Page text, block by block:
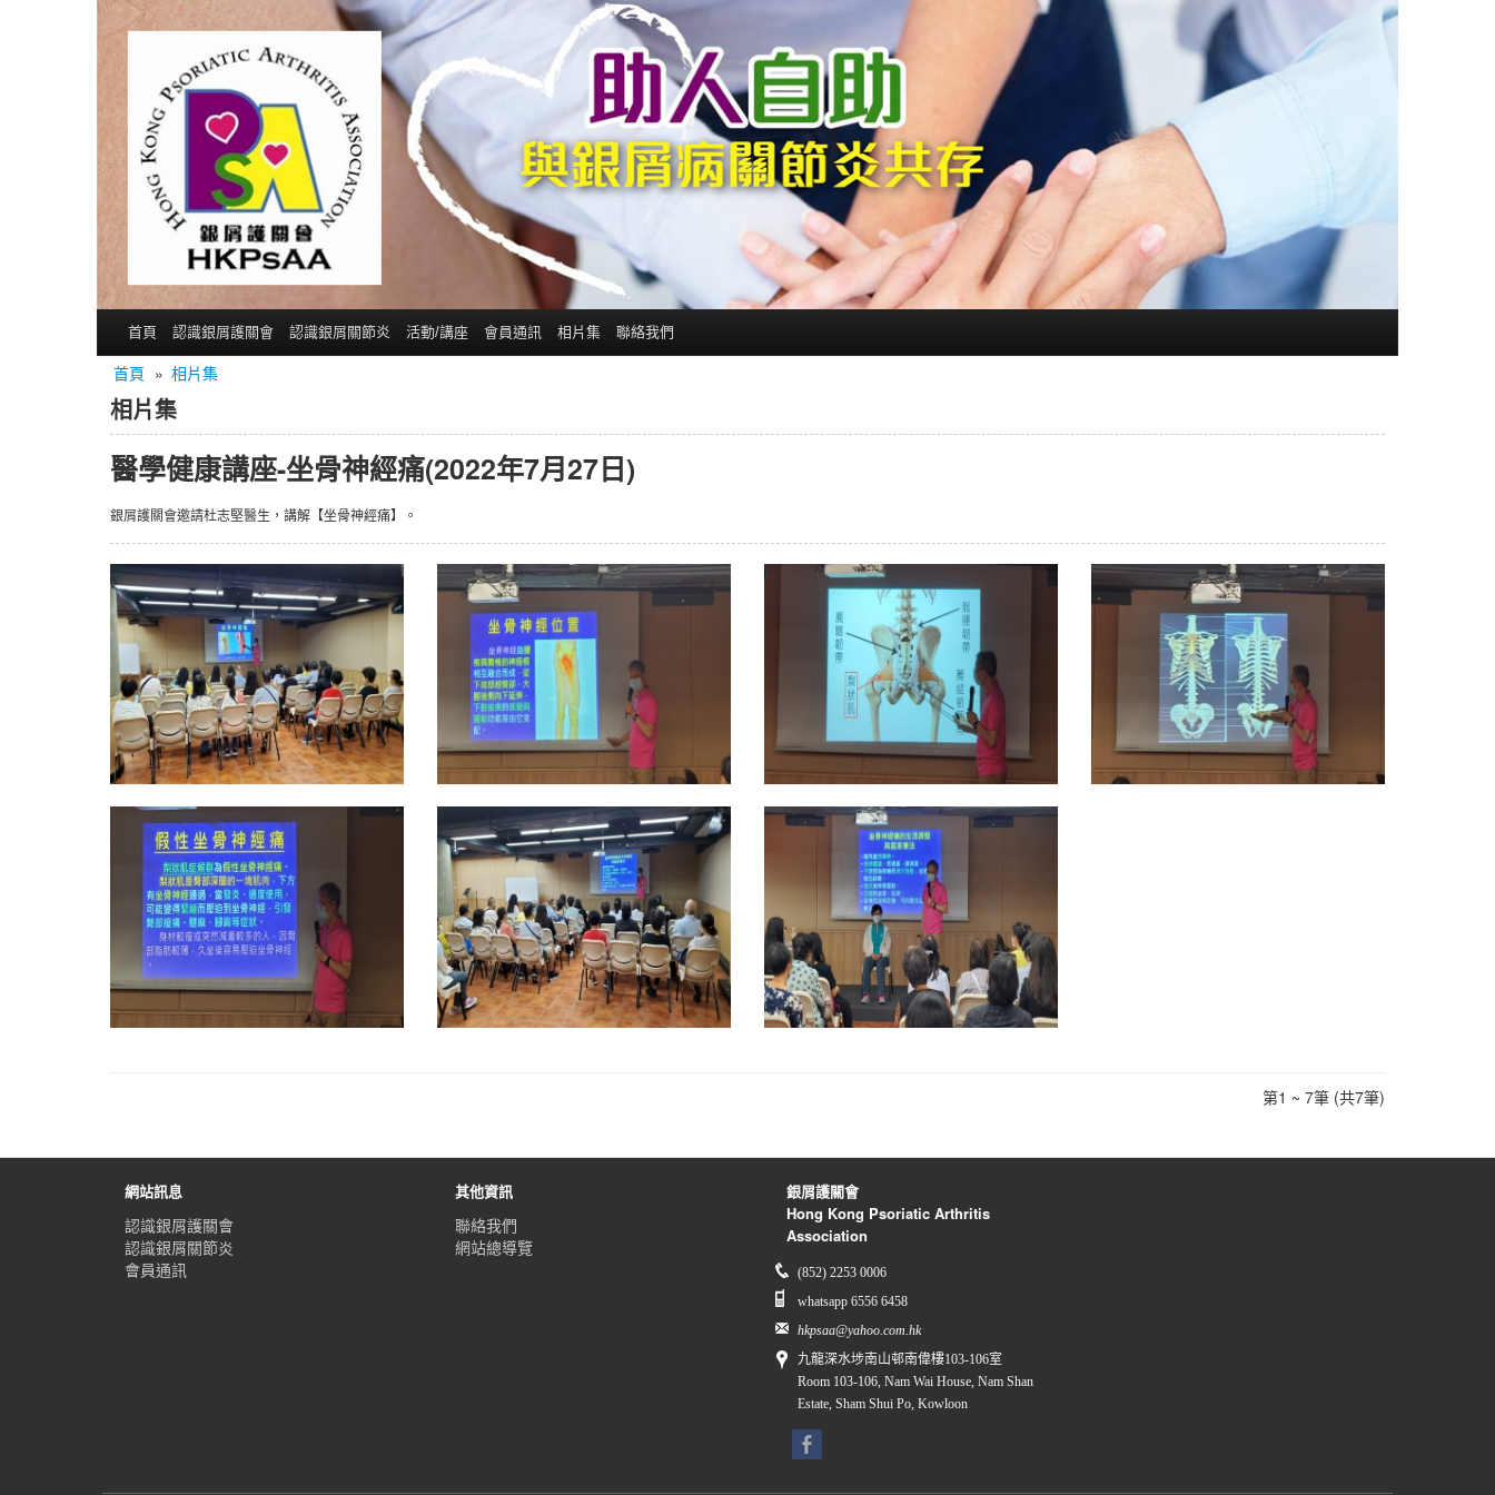
首頁 認識銀屑護關會 認識銀屑關節炎 活動/講座 會員通訊 相片集 聯絡我們
首頁 » 相片集
相片集
醫學健康講座-坐骨神經痛(2022年7月27日)
銀屑護關會邀請杜志堅醫生，講解【坐骨神經痛】。
第1 ~ 7筆 (共7筆)
網站訊息
認識銀屑護關會
認識銀屑關節炎
會員通訊
其他資訊
聯絡我們
網站總導覽
銀屑護關會
Hong Kong Psoriatic Arthritis
Association
(852) 2253 0006
whatsapp 6556 6458
hkpsaa@yahoo.com.hk
九龍深水埗南山邨南偉樓103-106室
Room 103-106, Nam Wai House, Nam Shan
Estate, Sham Shui Po, Kowloon